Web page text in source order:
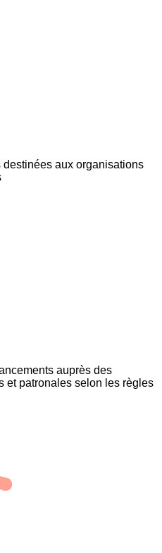
aux organisations
auprès des
et patronales selon les règles